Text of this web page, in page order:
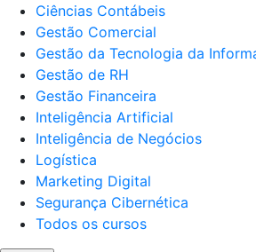
Ciências Contábeis
Gestão Comercial
Gestão da Tecnologia da
Gestão de RH
Gestão Financeira
Inteligência Artificial
Inteligência de Negócios
Logística
Marketing Digital
Segurança Cibernética
Todos os cursos